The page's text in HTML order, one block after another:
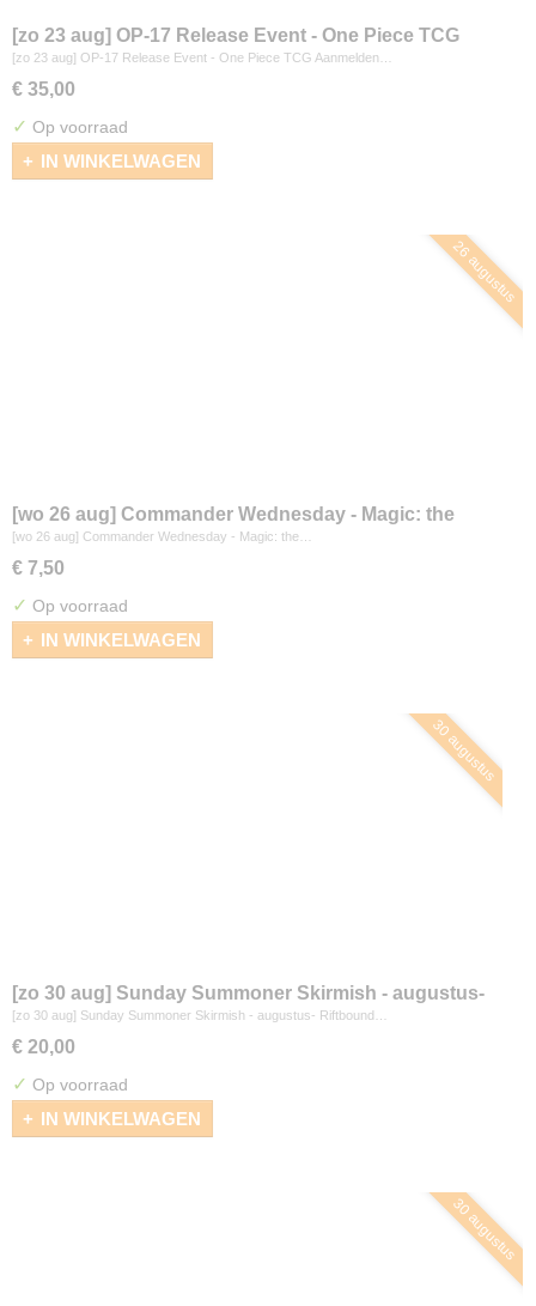
[zo 23 aug] OP-17 Release Event - One Piece TCG
[zo 23 aug] OP-17 Release Event - One Piece TCG Aanmelden…
€ 35,00
✓ Op voorraad
IN WINKELWAGEN
26 augustus
[wo 26 aug] Commander Wednesday - Magic: the
Gathering
[wo 26 aug] Commander Wednesday - Magic: the…
€ 7,50
✓ Op voorraad
IN WINKELWAGEN
30 augustus
[zo 30 aug] Sunday Summoner Skirmish - augustus-
Riftbound
[zo 30 aug] Sunday Summoner Skirmish - augustus- Riftbound…
€ 20,00
✓ Op voorraad
IN WINKELWAGEN
30 augustus